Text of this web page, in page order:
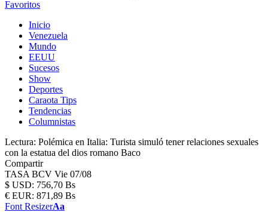
Favoritos
Inicio
Venezuela
Mundo
EEUU
Sucesos
Show
Deportes
Caraota Tips
Tendencias
Columnistas
Lectura: Polémica en Italia: Turista simuló tener relaciones sexuales
con la estatua del dios romano Baco
Compartir
TASA BCV Vie 07/08
$ USD: 756,70 Bs
€ EUR: 871,89 Bs
Font ResizerAa